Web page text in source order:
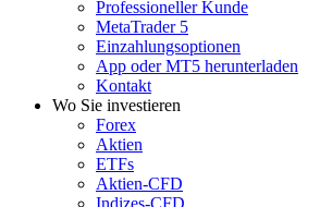
Professioneller Kunde
MetaTrader 5
Einzahlungsoptionen
App oder MT5 herunterladen
Kontakt
Wo Sie investieren
Forex
Aktien
ETFs
Aktien-CFD